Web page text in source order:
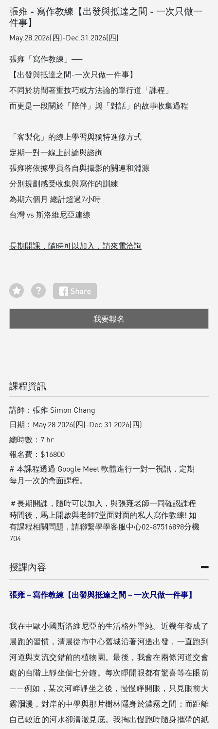
張雍 - 寫作教練【出發與抵達之間 - 一次只做一
件事】
May.28.2026(四)-Dec.31.2026(四)
張雍「寫作教練」──
【出發與抵達之間-一次只做一件事】
不同於坊間著重技巧或方法論的單行道「課程」
而更是一段關於「陪伴」與「對話」的故事收集過程
「客製化」的線上學習與獨特進修方式
定期一對一線上討論與諮詢
張雍將依據學員各自與攝影的關連和淵源
分別規劃感受收集與寫作的訓練
為期六個月 總計超過7小時
台灣 vs 斯洛維尼亞連線
長期開課，隨時可以加入，請來電洽詢
我要報名
課程資訊
講師：張雍 Simon Chang
日期： May.28.2026(四)-Dec.31.2026(四)
總時數： 7 hr
報名費： $16800
# 本課程透過 Google Meet 軟體進行一對一視訊，定期
每月一次的會面課程。
＃長期開課，隨時可以加入，與張雍老師一同確認課程
時間後，馬上開啟與老師7堂面對面的私人寫作教練! 如
有課程相關問題，請聯繫學學客服中心02-87516898分機
704
授課內容
張雍－寫作教練【出發與抵達之間－⼀次只做⼀件事】
我在中歐⼩國斯洛維尼亞的⽣活格外單純。近幾年養成了
晨跑的習慣，清晨從市中⼼舊城沿著河邊出發，⼀直跑到
河道與⽀流交錯前的植物園。最後，我會在兩條河道交會
處的台階上靜坐個七分鐘。每次睜開眼都有驚喜等在眼前
——例如，某次河畔靜坐之後，慢慢睜開眼，只⾒眼前⼤
霧瀰漫，對岸的中學與那片樹林隱⾝於濃霧之間；⽽距離
⾃⼰較近的河⽔卻清澈⾒底。我掏出慢跑時隨⾝攜帶的紙